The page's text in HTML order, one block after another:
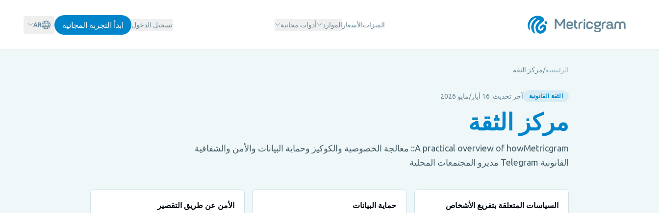
الميزاتالأسعار الموارد أدوات مجانية تسجيل الدخول ابدأ التجربة المجانية AR
الرئيسية/مركز الثقة
الثقة القانونية آخر تحديث: 16 أيار/مايو 2026
مركز الثقة
A practical overview of howMetricgram:: معالجة الخصوصية والكوكيز وحماية البيانات والأمن والشفافية
القانونية Telegram مديرو المجتمعات المحلية
السياسات المتعلقة بتفريغ الأشخاص حماية البيانات الأمن عن طريق التقصير